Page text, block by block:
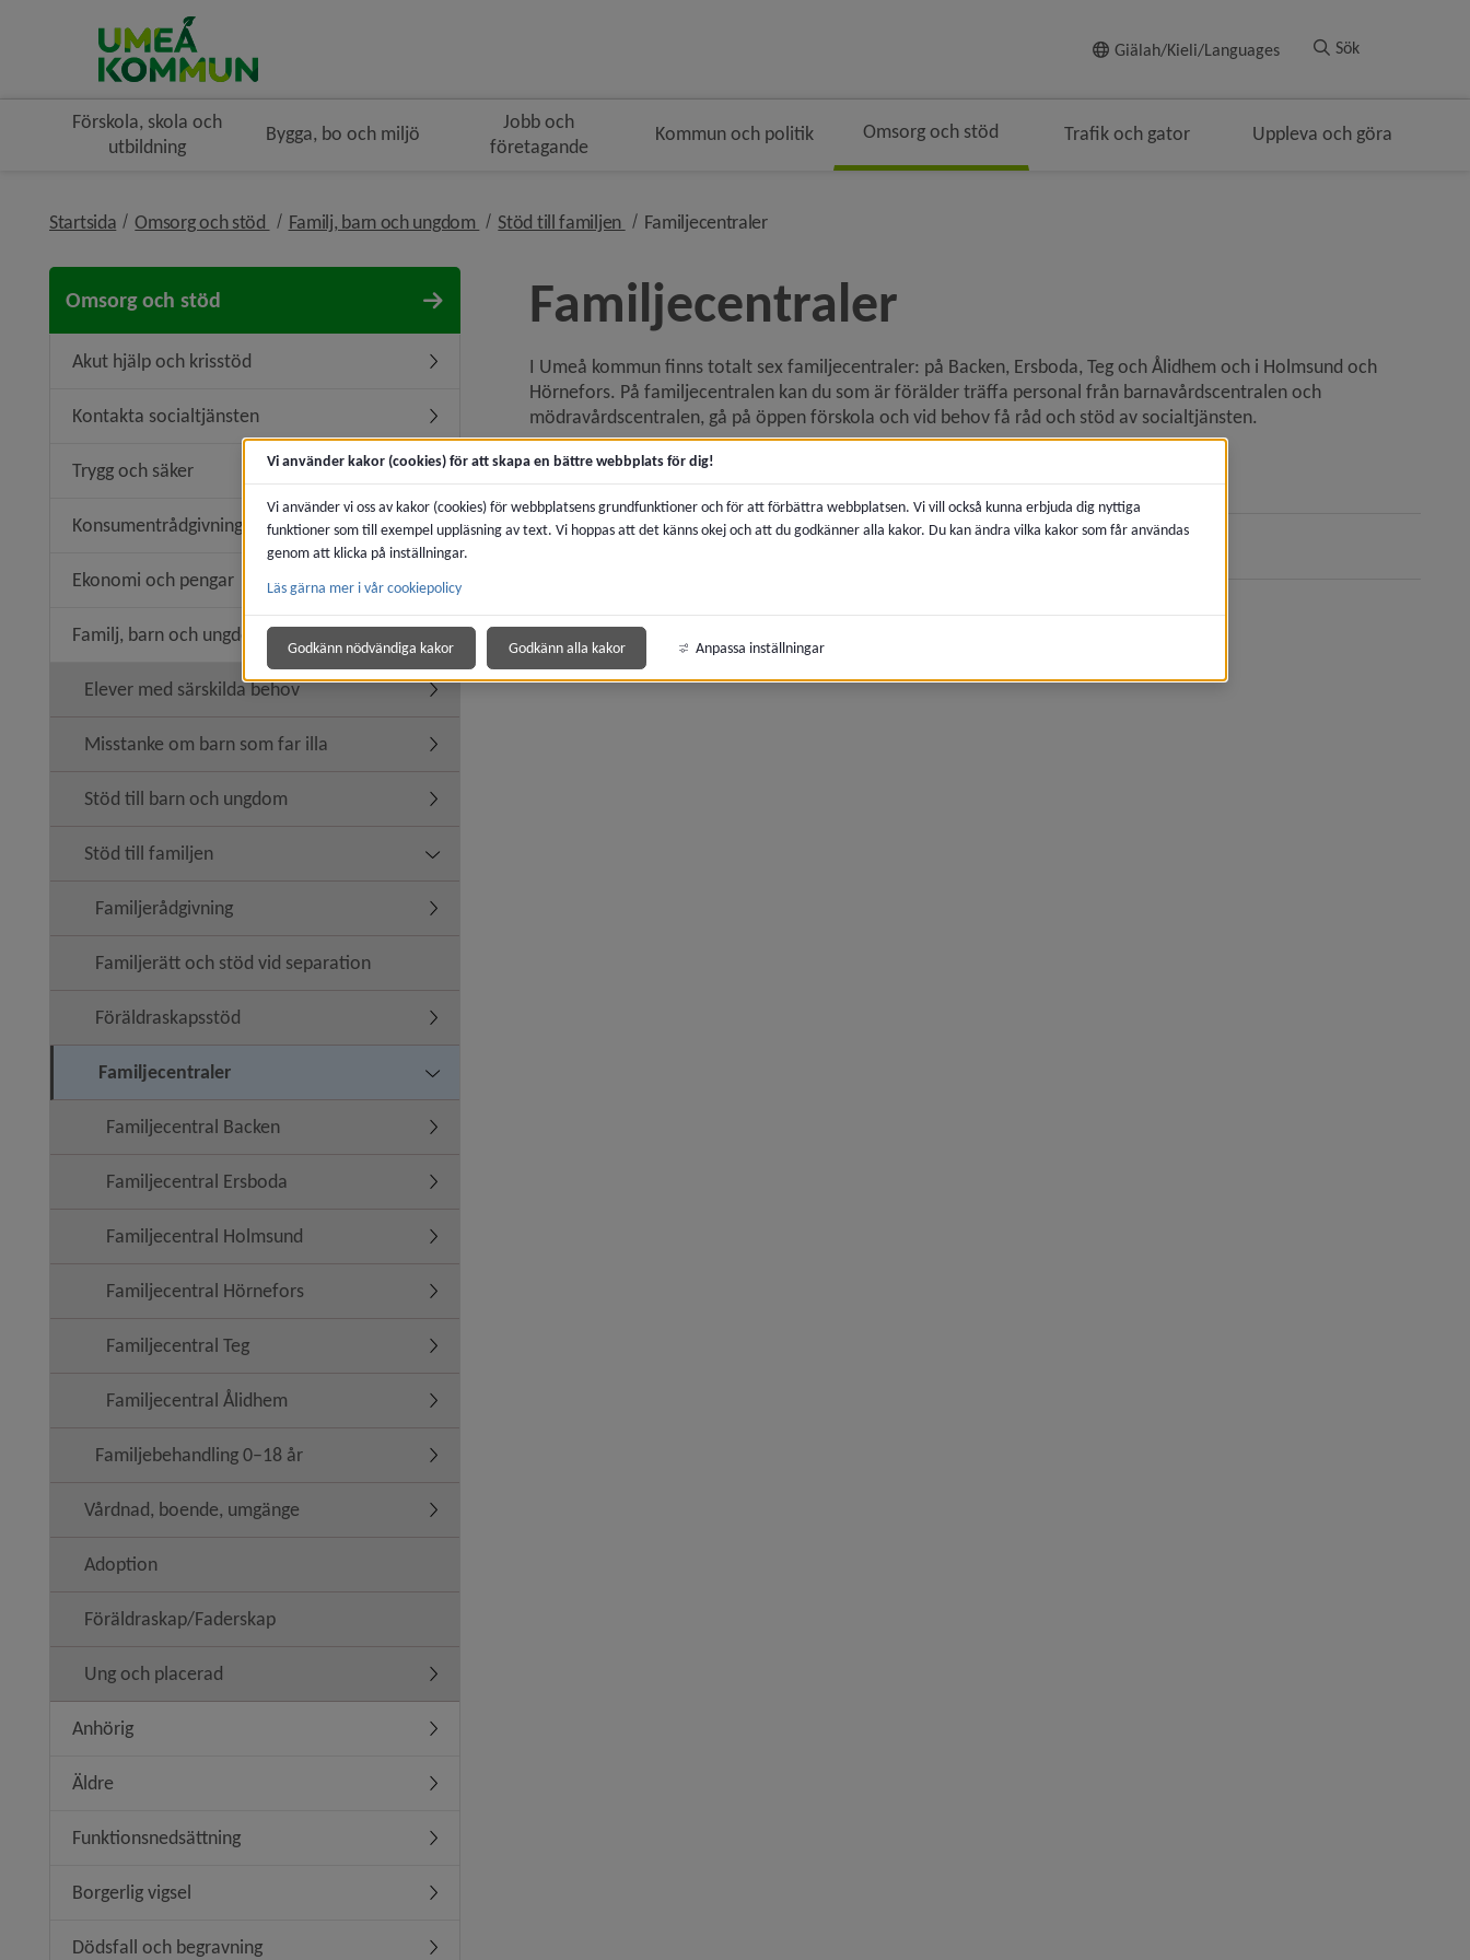
Giälah/Kieli/Languages Sök
Förskola, skola och
utbildning
Bygga, bo och miljö
Jobb och
företagande
Kommun och politik Omsorg och stöd Trafik och gator Uppleva och göra
Startsida Omsorg och stöd nivå i brödsmulenavigeringen
Familj, barn och ungdom nivå i brödsmulenavigeringen
Stöd till familjen nivå i brödsmulenavigeringen
Familjecentralernivå i brödsmulenavigeringen
Omsorg och stöd
Akut hjälp och krisstöd Undermeny för Akut hjälp och krisstöd
Kontakta socialtjänsten Undermeny för Kontakta socialtjänsten
Trygg och säker
Konsumentrådgivning Undermeny för Konsumentrådgivning
Ekonomi och pengar Undermeny för Ekonomi och pengar
Familj, barn och ungdom Undermeny för Familj, barn och ungdom
Elever med särskilda behov Undermeny för Elever med särskilda behov
Misstanke om barn som far illa Undermeny för Misstanke om barn som far illa
Stöd till barn och ungdom Undermeny för Stöd till barn och ungdom
Stöd till familjen Undermeny för Stöd till familjen
Familjerådgivning Undermeny för Familjerådgivning
Familjerätt och stöd vid separation
Föräldraskapsstöd Undermeny för Föräldraskapsstöd
Familjecentraler Undermeny för Familjecentraler
Familjecentral Backen Undermeny för Familjecentral Backen
Familjecentral Ersboda Undermeny för Familjecentral Ersboda
Familjecentral Holmsund Undermeny för Familjecentral Holmsund
Familjecentral Hörnefors Undermeny för Familjecentral Hörnefors
Familjecentral Teg Undermeny för Familjecentral Teg
Familjecentral Ålidhem Undermeny för Familjecentral Ålidhem
Familjebehandling 0–18 år Undermeny för Familjebehandling 0–18 år
Vårdnad, boende, umgänge Undermeny för Vårdnad, boende, umgänge
Adoption
Föräldraskap/Faderskap
Ung och placerad Undermeny för Ung och placerad
Anhörig Undermeny för Anhörig
Äldre Undermeny för Äldre
Funktionsnedsättning Undermeny för Funktionsnedsättning
Borgerlig vigsel Undermeny för Borgerlig vigsel
Dödsfall och begravning Undermeny för Dödsfall och begravning
Familjecentraler
I Umeå kommun finns totalt sex familjecentraler: på Backen, Ersboda, Teg och Ålidhem och i Holmsund och
Hörnefors. På familjecentralen kan du som är förälder träffa personal från barnavårdscentralen och
mödravårdscentralen, gå på öppen förskola och vid behov få råd och stöd av socialtjänsten.
Det finns även öppen förskola i Sävar
På vissa familjecentraler finns även personal från grundskolan tillgänglig.
Vi använder kakor (cookies) för att skapa en bättre webbplats för dig!
Vi använder vi oss av kakor (cookies) för webbplatsens grundfunktioner och för att förbättra webbplatsen. Vi vill också kunna erbjuda dig nyttiga
funktioner som till exempel uppläsning av text. Vi hoppas att det känns okej och att du godkänner alla kakor. Du kan ändra vilka kakor som får användas
genom att klicka på inställningar.
Läs gärna mer i vår cookiepolicy
Godkänn nödvändiga kakor Godkänn alla kakor Anpassa inställningar